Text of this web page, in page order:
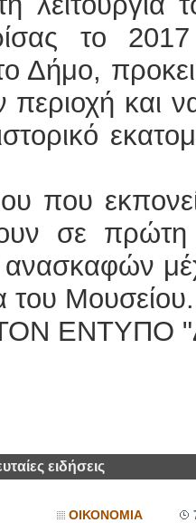
το
Δήμο,
και
ιστορικό
που
σε
του Μουσείου.
ΕΝΤΥΠΟ
ειδήσεις
ΟΙΚΟΝΟΜΙΑ